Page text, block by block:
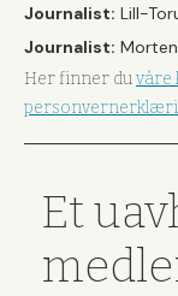
Journalist: Lill-
Journalist:
Her finner duvåre
Et